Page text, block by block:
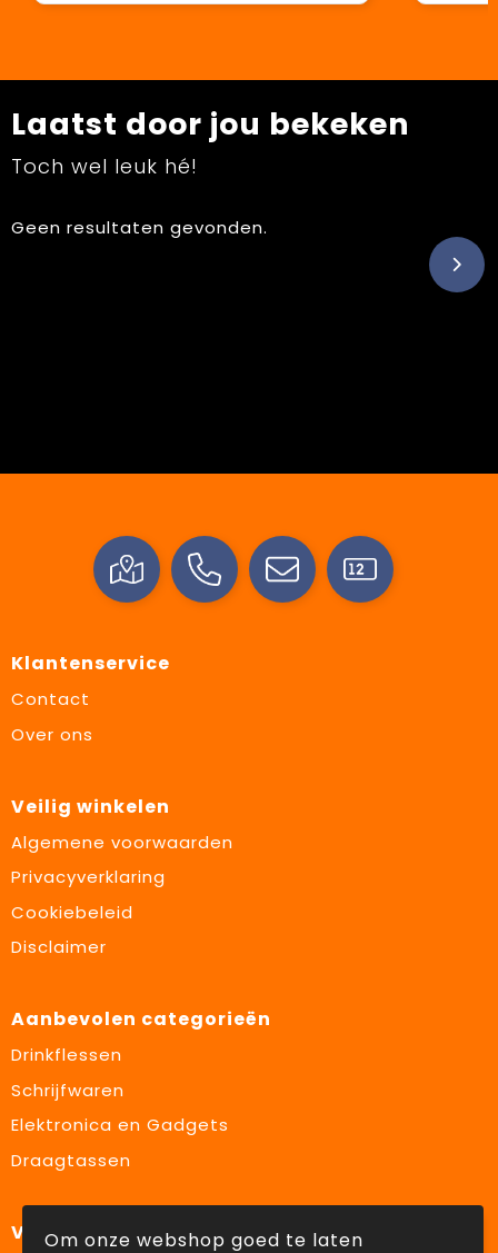
Laatst door jou bekeken
Toch wel leuk hé!
Geen resultaten gevonden.
Klantenservice
Contact
Over ons
Veilig winkelen
Algemene voorwaarden
Privacyverklaring
Cookiebeleid
Disclaimer
Aanbevolen categorieën
Drinkflessen
Schrijfwaren
Elektronica en Gadgets
Draagtassen
Volg ons op:
Om onze webshop goed te laten